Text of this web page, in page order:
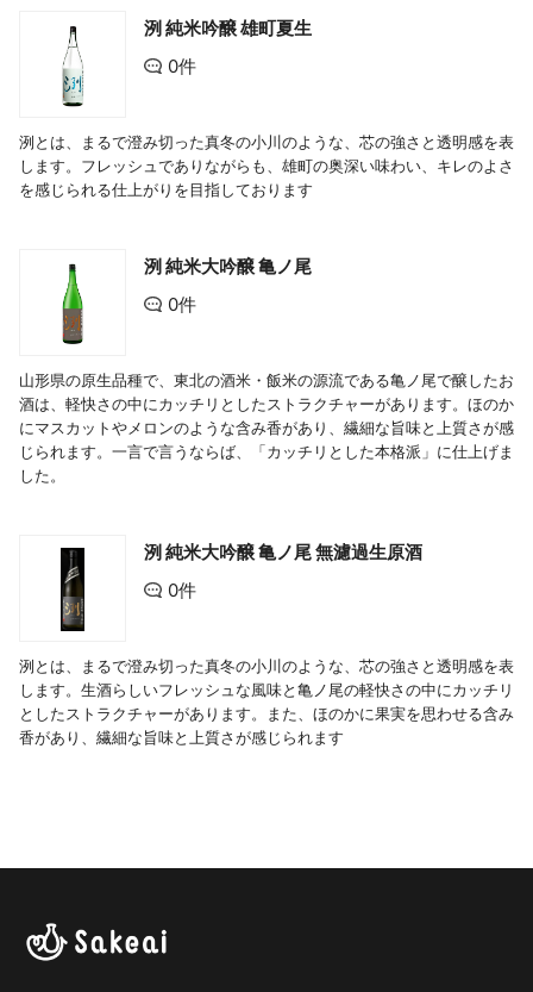
洌 純米吟醸 雄町夏生
0件
洌とは、まるで澄み切った真冬の小川のような、芯の強さと透明感を表
します。フレッシュでありながらも、雄町の奥深い味わい、キレのよさ
を感じられる仕上がりを目指しております
洌 純米大吟醸 亀ノ尾
0件
山形県の原生品種で、東北の酒米・飯米の源流である亀ノ尾で醸したお
酒は、軽快さの中にカッチリとしたストラクチャーがあります。ほのか
にマスカットやメロンのような含み香があり、繊細な旨味と上質さが感
じられます。一言で言うならば、「カッチリとした本格派」に仕上げま
した。
洌 純米大吟醸 亀ノ尾 無濾過生原酒
0件
洌とは、まるで澄み切った真冬の小川のような、芯の強さと透明感を表
します。生酒らしいフレッシュな風味と亀ノ尾の軽快さの中にカッチリ
としたストラクチャーがあります。また、ほのかに果実を思わせる含み
香があり、繊細な旨味と上質さが感じられます